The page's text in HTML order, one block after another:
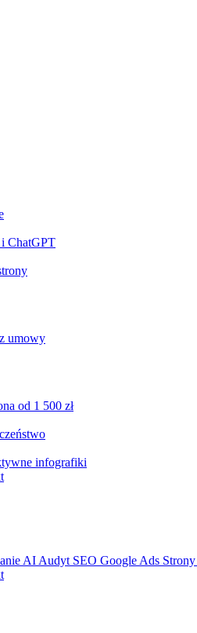
ChatGPT
umowy
od 1 500 zł
infografiki
AI Audyt SEO Google Ads